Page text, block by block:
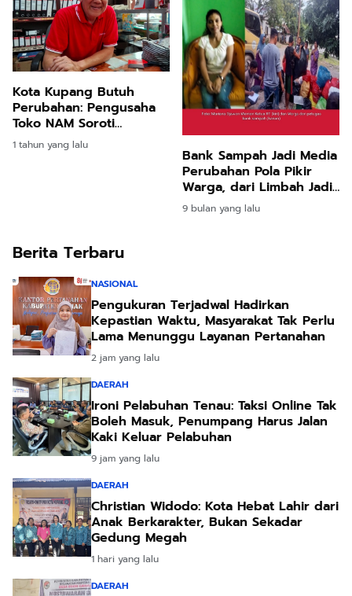
Kota Kupang Butuh
Perubahan: Pengusaha
Toko NAM Soroti
Sampah, Lampu Jalan,
dan Air Bersih
1 tahun yang lalu
Bank Sampah Jadi Media
Perubahan Pola Pikir
Warga, dari Limbah Jadi
Nilai Ekonomi
9 bulan yang lalu
Berita Terbaru
NASIONAL
Pengukuran Terjadwal Hadirkan
Kepastian Waktu, Masyarakat Tak Perlu
Lama Menunggu Layanan Pertanahan
2 jam yang lalu
DAERAH
Ironi Pelabuhan Tenau: Taksi Online Tak
Boleh Masuk, Penumpang Harus Jalan
Kaki Keluar Pelabuhan
9 jam yang lalu
DAERAH
Christian Widodo: Kota Hebat Lahir dari
Anak Berkarakter, Bukan Sekadar
Gedung Megah
1 hari yang lalu
DAERAH